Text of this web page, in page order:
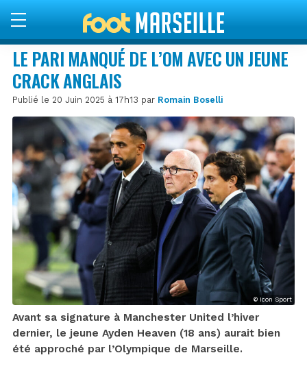
LE PARI MANQUÉ DE L’OM AVEC UN JEUNE
CRACK ANGLAIS
Publié le 20 Juin 2025 à 17h13 par Romain Boselli
© Icon Sport
Avant sa signature à Manchester United l’hiver
dernier, le jeune Ayden Heaven (18 ans) aurait bien
été approché par l’Olympique de Marseille.